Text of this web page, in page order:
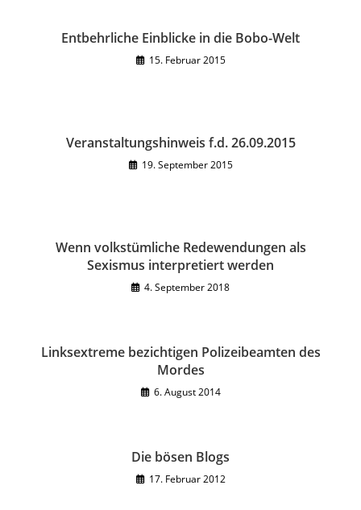
Entbehrliche Einblicke in die Bobo-Welt
15. Februar 2015
Veranstaltungshinweis f.d. 26.09.2015
19. September 2015
Wenn volkstümliche Redewendungen als
Sexismus interpretiert werden
4. September 2018
Linksextreme bezichtigen Polizeibeamten des
Mordes
6. August 2014
Die bösen Blogs
17. Februar 2012